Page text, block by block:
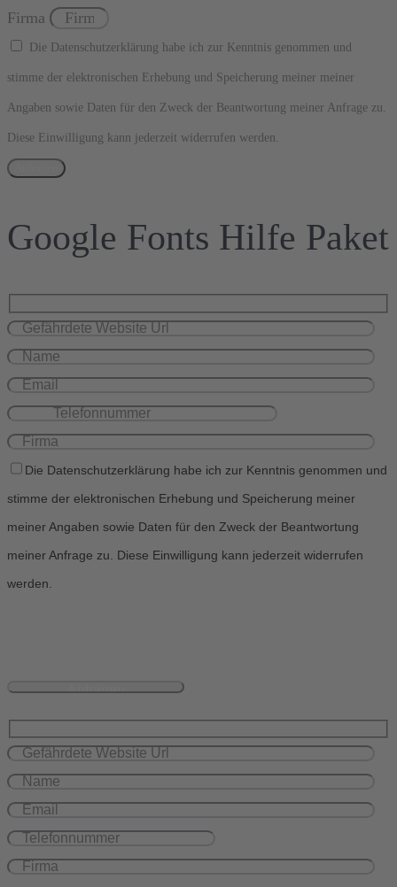
Firma
Die Datenschutzerklärung habe ich zur Kenntnis genommen und
stimme der elektronischen Erhebung und Speicherung meiner meiner
Angaben sowie Daten für den Zweck der Beantwortung meiner Anfrage zu.
Diese Einwilligung kann jederzeit widerrufen werden.
Google Fonts Hilfe Paket
Die Datenschutzerklärung habe ich zur Kenntnis genommen und
stimme der elektronischen Erhebung und Speicherung meiner
meiner Angaben sowie Daten für den Zweck der Beantwortung
meiner Anfrage zu. Diese Einwilligung kann jederzeit widerrufen
werden.